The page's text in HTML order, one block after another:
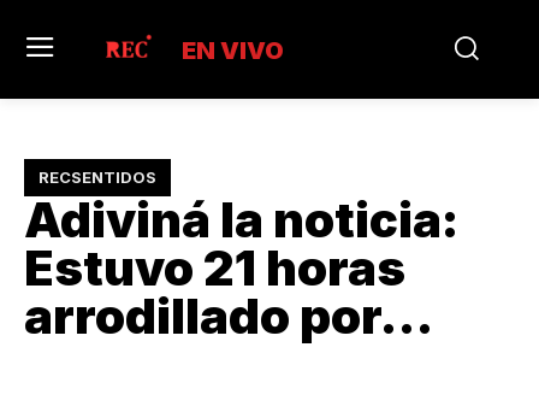
EN VIVO
RECSENTIDOS
Adiviná la noticia:
Estuvo 21 horas
arrodillado por…